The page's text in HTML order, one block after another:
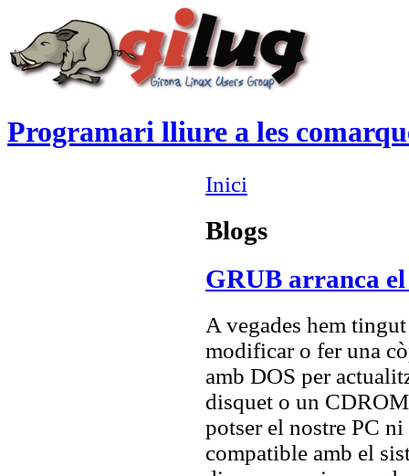
Programari lliure a les
Inici
Blogs
GRUB arranca el
A vegades hem
modificar o fer una
amb DOS per
disquet o un
potser el nostre PC
compatible amb el